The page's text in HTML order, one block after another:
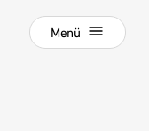
Menü
Schließen